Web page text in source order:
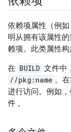
依赖项属性（例如
明从拥有该属性
赖项。此类属性构
在 BUILD 文件中
//pkg:name 。
进行访问。例如，
件 。